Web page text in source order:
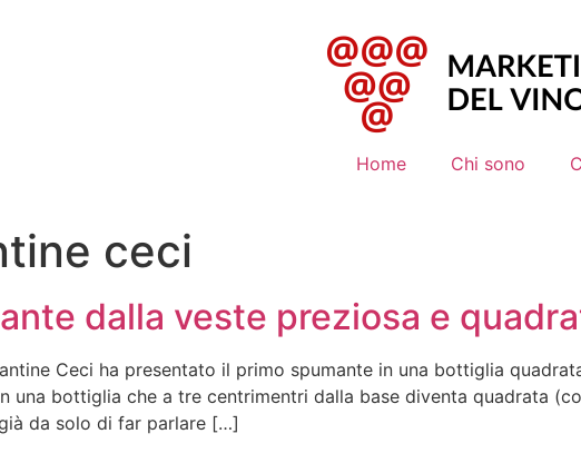
Home Chi sono
ceci
dalla veste preziosa e
Ceci ha presentato il primo spumante in una bottiglia
una bottiglia che a tre centrimentri dalla base diventa quadrata
da solo di far parlare […]